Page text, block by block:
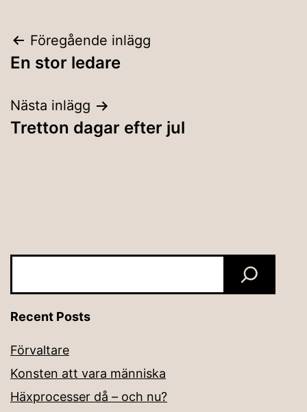
Inläggsnavigering
Föregående inlägg
En stor ledare
Nästa inlägg
Tretton dagar efter jul
Recent Posts
Förvaltare
Konsten att vara människa
Häxprocesser då – och nu?